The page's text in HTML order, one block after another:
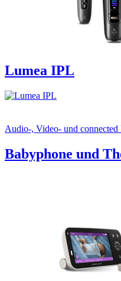
Lumea IPL
Audio-, Video- und connected
Babyphone und